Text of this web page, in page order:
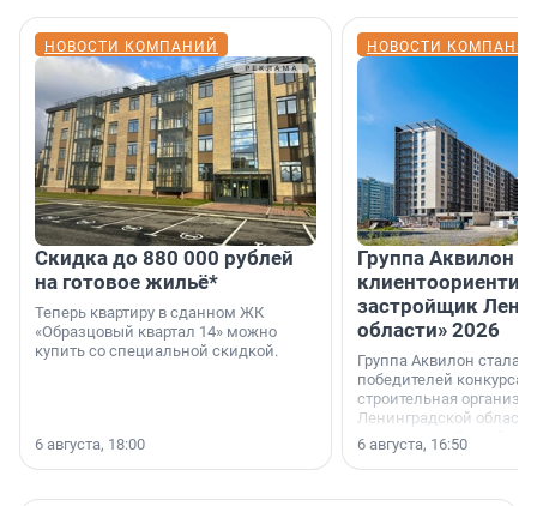
НОВОСТИ КОМПАНИЙ
Скидка до 880 000 рублей
на готовое жильё*
Теперь квартиру в сданном ЖК
«Образцовый квартал 14» можно
купить со специальной скидкой.
6 августа, 18:00
НОВОСТИ
Группа Аквилон
застройщик
области» 2026
Группа Аквилон стала
победителей конкурса
строительная
Ленинградской области
номинации «Самый
застройщик
области».
6 августа, 16:50